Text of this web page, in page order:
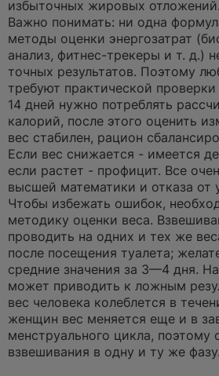
избыточных жировых отложений.
Важно понимать: ни одна
методы оценки энергозатрат
анализ, фитнес-трекеры и т. д.)
точных результатов. Поэтому
требуют практической
14 дней нужно потреблять
калорий, после этого оценить
вес стабилен, рацион
Если вес снижается - имеется
если растет - профицит. Все
высшей математики и отказа от
Чтобы избежать ошибок,
методику оценки веса.
проводить на одних и тех же
после посещения туалета;
средние значения за 3—4 дня.
может приводить к ложным
вес человека колеблется в
женщин вес меняется еще и в
менструального цикла, поэтому
взвешивания в одну и ту же фазу.